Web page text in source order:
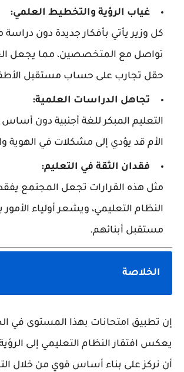
غياب الرؤية والتخطيط العلمي:
كل وزير يأتي بأفكار جديدة دون
تواصل مع المتخصصين، مما يجعل
حقل تجارب على حساب مستقبل
تجاهل الدراسات العلمية:
التعليم المبكر للغة أجنبية دون
الأم قد يؤدي إلى مشكلات في الهوية
فقدان الثقة في التعليم:
مثل هذه القرارات تجعل المجتمع
النظام التعليمي، ويشعر أولياء الأمور
مستقبل أبنائهم.
الخلاصة
إن تطبيق امتحانات بهذا المستوى في
يعكس افتقار النظام التعليمي إلى
أن نركز على بناء أساس قوي من خلال